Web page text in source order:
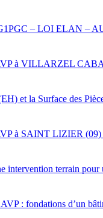
– LOI ELAN –
à VILLARZEL
et la Surface des
à SAINT LIZIER
intervention terrain pour
: fondations d’un